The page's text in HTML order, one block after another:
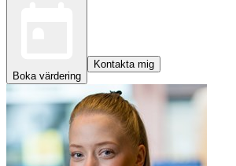
Boka värdering
Kontakta mig